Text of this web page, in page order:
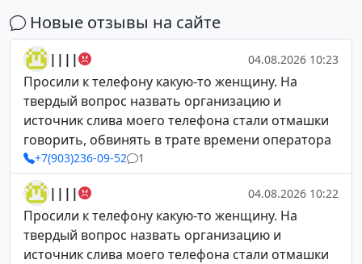
Новые отзывы на сайте
|||| 04.08.2026 10:23
Просили к телефону какую-то женщину. На
твердый вопрос назвать организацию и
источник слива моего телефона стали отмашки
говорить, обвинять в трате времени оператора
+7(903)236-09-52 1
|||| 04.08.2026 10:22
Просили к телефону какую-то женщину. На
твердый вопрос назвать организацию и
источник слива моего телефона стали отмашки